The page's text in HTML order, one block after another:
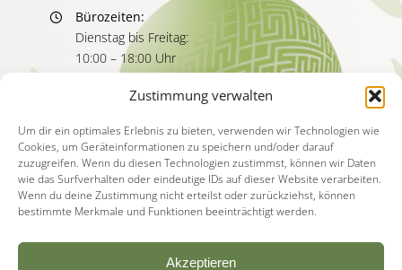
Zustimmung verwalten
Um dir ein optimales Erlebnis zu bieten, verwenden wir Technologien wie
Cookies, um Geräteinformationen zu speichern und/oder darauf
zuzugreifen. Wenn du diesen Technologien zustimmst, können wir Daten
wie das Surfverhalten oder eindeutige IDs auf dieser Website verarbeiten.
Wenn du deine Zustimmung nicht erteilst oder zurückziehst, können
bestimmte Merkmale und Funktionen beeinträchtigt werden.
Akzeptieren
Bürozeiten:
Dienstag bis Freitag:
10:00 – 18:00 Uhr
Sprechzeiten:
11:00 – 13:00 Uhr
15:00 – 17:00 Uhr